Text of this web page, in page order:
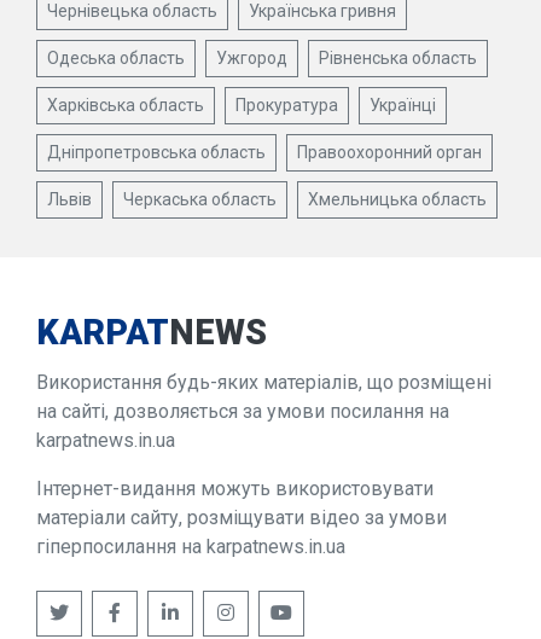
Чернівецька область Українська гривня
Одеська область Ужгород Рівненська область
Харківська область Прокуратура Українці
Дніпропетровська область Правоохоронний орган
Львів Черкаська область Хмельницька область
KARPATNEWS
Використання будь-яких матеріалів, що розміщені
на сайті, дозволяється за умови посилання на
karpatnews.in.ua
Інтернет-видання можуть використовувати
матеріали сайту, розміщувати відео за умови
гіперпосилання на karpatnews.in.ua